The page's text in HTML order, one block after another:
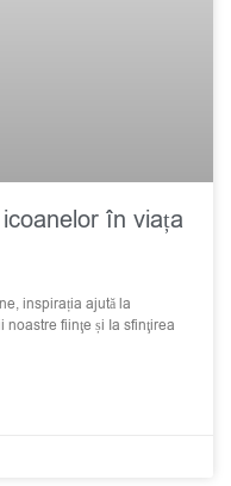
în viața
inspirația ajută la
fiinţe și Ia sfinţirea